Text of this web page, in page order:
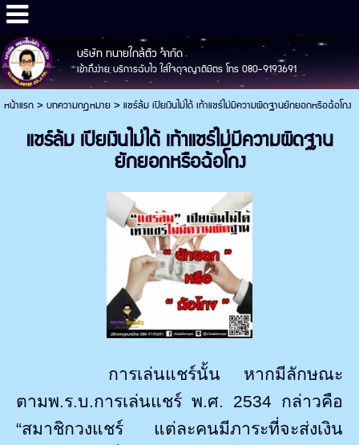
บริษัท ทนายใกล้ตัว จำกัด
เข้าถึงง่าย บริการฉับไว ใส่ใจดุจญาติมิตร โทร 080-9193691
หน้าแรก>บทความกฎหมาย>แชร์ล้ม เปียเงินไม่ได้ เท้าแชร์ไม่มีความผิดฐานยักยอกหรือฉ้อโกง
แชร์ล้ม เปียเงินไม่ได้ เท้าแชร์ไม่มีความผิดฐาน
ยักยอกหรือฉ้อโกง
การเล่นแชร์นั้น
หากมีลักษณะ
ตามพ.ร.บ.การเล่นแชร์ พ.ศ. 2534 กล่าวคือ
“สมาชิกวงแชร์ แต่ละคนมีภาระที่จะส่งเงิน